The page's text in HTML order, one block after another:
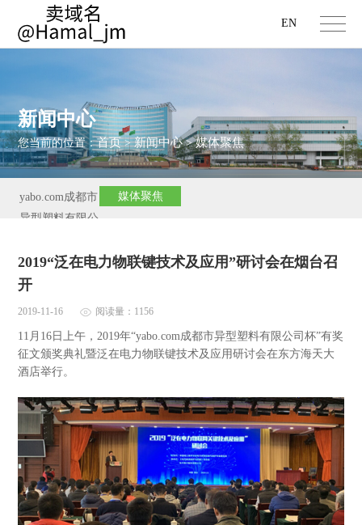
EN
新闻中心
您当前的位置：首页>新闻中心>媒体聚焦
yabo.com成都市
异型塑料有限公
媒体聚焦
2019“泛在电力物联键技术及应用”研讨会在烟台召
开
2019-11-16 阅读量：1156
11月16日上午，2019年“yabo.com成都市异型塑料有限公司杯”有奖
征文颁奖典礼暨泛在电力物联键技术及应用研讨会在东方海天大
酒店举行。